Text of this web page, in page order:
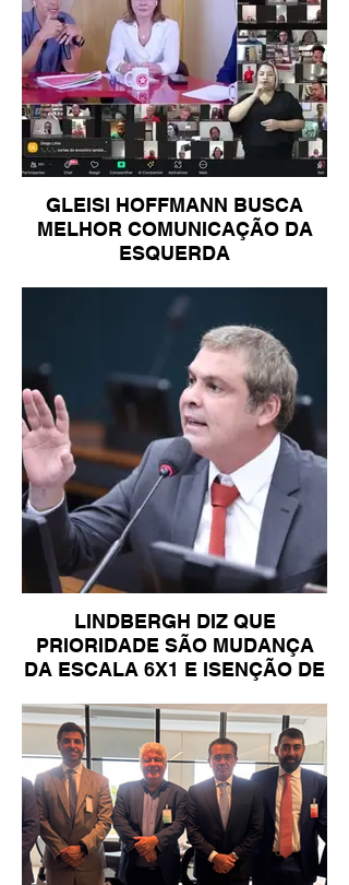
GLEISI HOFFMANN BUSCA
MELHOR COMUNICAÇÃO DA
ESQUERDA
LINDBERGH DIZ QUE
PRIORIDADE SÃO MUDANÇA
DA ESCALA 6X1 E ISENÇÃO DE